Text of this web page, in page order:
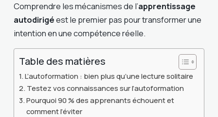
Comprendre les mécanismes de l’apprentissage
autodirigéest le premier pas pour transformer une
intention en une compétence réelle.
Table des matières
L’autoformation : bien plus qu’une lecture solitaire
Testez vos connaissances sur l’autoformation
Pourquoi 90 % des apprenants échouent et
comment l’éviter